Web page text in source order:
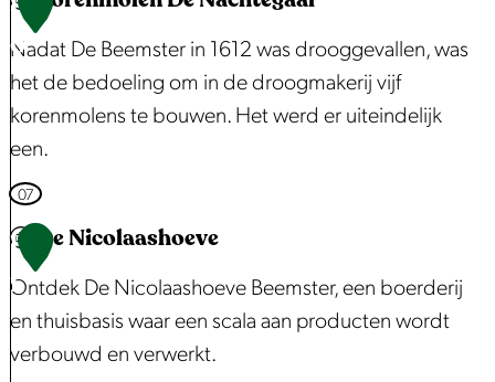
e
v
a
n
c
k
m
B
e
e
m
s
t
e
r
su
i
t
a
u
t
m
a
a
0
Nadat De Beemster in 1612 was drooggevallen, was
het de bedoeling om in de droogmakerij vijf
korenmolens te bouwen. Het werd er uiteindelijk
een.
K
o
e
n
m
07
1
1
De Nicolaashoeve
Ontdek De Nicolaashoeve Beemster, een boerderij
en thuisbasis waar een scala aan producten wordt
verbouwd en verwerkt.